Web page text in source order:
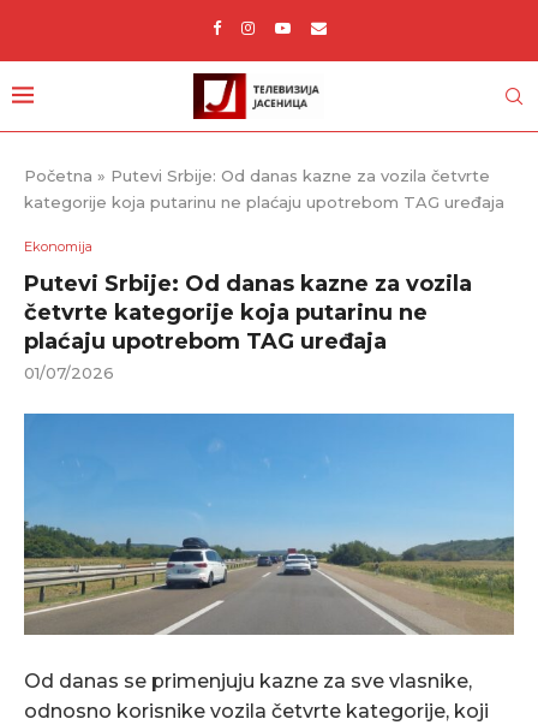
Početna » Putevi Srbije: Od danas kazne za vozila četvrte
kategorije koja putarinu ne plaćaju upotrebom TAG uređaja
Ekonomija
Putevi Srbije: Od danas kazne za vozila
četvrte kategorije koja putarinu ne
plaćaju upotrebom TAG uređaja
01/07/2026
Od danas se primenjuju kazne za sve vlasnike,
odnosno korisnike vozila četvrte kategorije, koji